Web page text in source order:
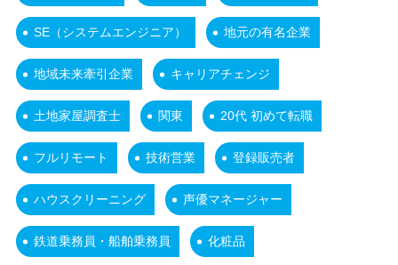
SE（システムエンジニア） 地元の有名企業
地域未来牽引企業 キャリアチェンジ
土地家屋調査士 関東 20代 初めて転職
フルリモート 技術営業 登録販売者
ハウスクリーニング 声優マネージャー
鉄道乗務員・船舶乗務員 化粧品